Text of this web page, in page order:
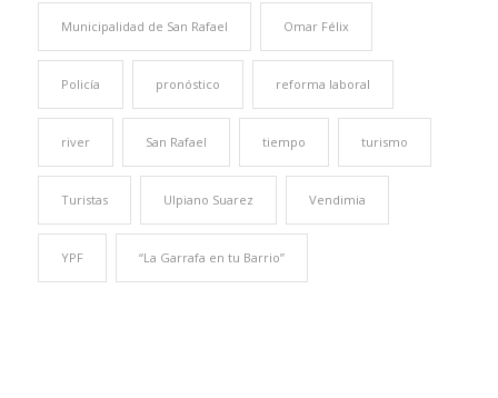
Municipalidad de San Rafael Omar Félix
Policía pronóstico reforma laboral
river San Rafael tiempo turismo
Turistas Ulpiano Suarez Vendimia
YPF “La Garrafa en tu Barrio”